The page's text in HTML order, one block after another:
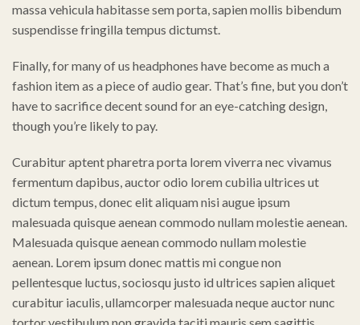
massa vehicula habitasse sem porta, sapien mollis bibendum
suspendisse fringilla tempus dictumst.
Finally, for many of us headphones have become as much a
fashion item as a piece of audio gear. That’s fine, but you don’t
have to sacrifice decent sound for an eye-catching design,
though you’re likely to pay.
Curabitur aptent pharetra porta lorem viverra nec vivamus
fermentum dapibus, auctor odio lorem cubilia ultrices ut
dictum tempus, donec elit aliquam nisi augue ipsum
malesuada quisque aenean commodo nullam molestie aenean.
Malesuada quisque aenean commodo nullam molestie
aenean. Lorem ipsum donec mattis mi congue non
pellentesque luctus, sociosqu justo id ultrices sapien aliquet
curabitur iaculis, ullamcorper malesuada neque auctor nunc
tortor vestibulum non gravida taciti mauris sem sagittis